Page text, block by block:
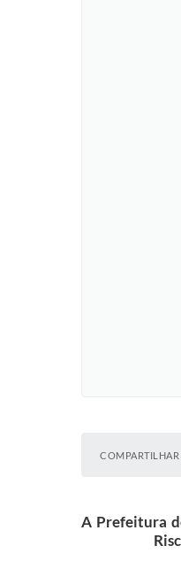
COMPARTILHAR
A Prefeitura